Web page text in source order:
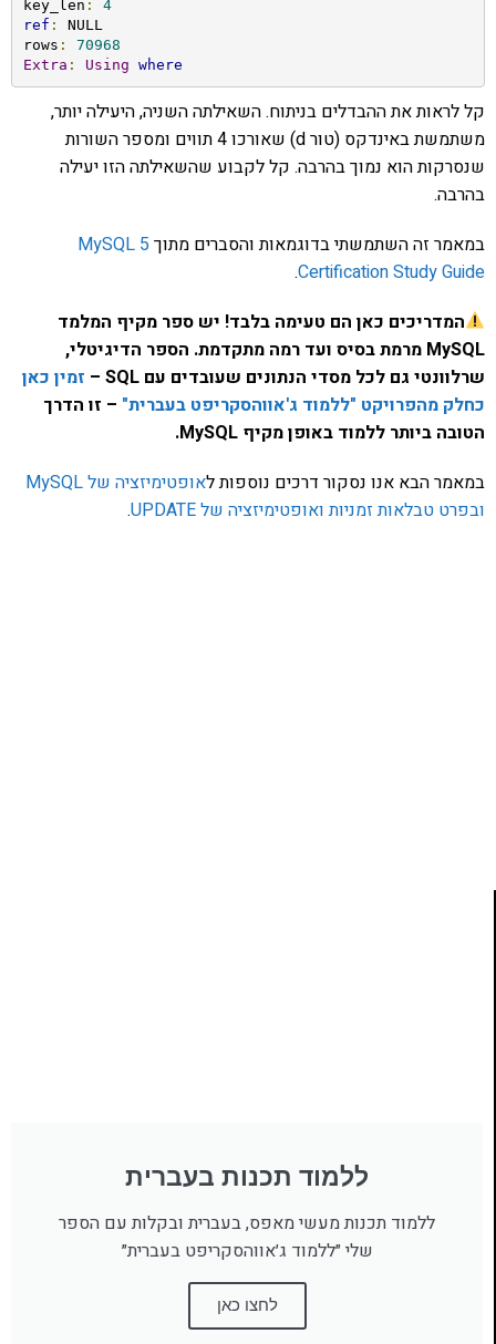
key_len :
4
ref :
NULL
rows :
70968
Extra : Using where
קל לראות את ההבדלים בניתוח. השאילתה השניה, היעילה יותר,
משתמשת באינדקס (טור d) שאורכו 4 תווים ומספר השורות
שנסרקות הוא נמוך בהרבה. קל לקבוע שהשאילתה הזו יעילה
בהרבה.
במאמר זה השתמשתי בדוגמאות והסברים מתוך MySQL 5
Certification Study Guide
.
המדריכים כאן הם טעימה בלבד! יש ספר מקיף המלמד
MySQL מרמת בסיס ועד רמה מתקדמת. הספר הדיגיטלי,
שרלוונטי גם לכל מסדי הנתונים שעובדים עם SQL –
זמין כאן
כחלק מהפרויקט "ללמוד ג'אווהסקריפט בעברית" – זו הדרך
הטובה ביותר ללמוד באופן מקיף MySQL.
במאמר הבא אנו נסקור דרכים נוספות ל
אופטימיזציה של MySQL
ובפרט טבלאות זמניות ואופטימיזציה של UPDATE
.
ללמוד תכנות בעברית
ללמוד תכנות מעשי מאפס, בעברית ובקלות עם הספר
שלי ״ללמוד ג׳אווהסקריפט בעברית״
לחצו כאן